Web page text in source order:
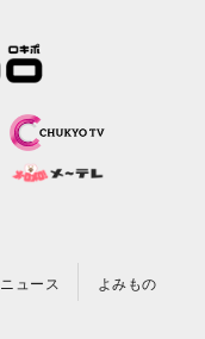
ニュース よみもの